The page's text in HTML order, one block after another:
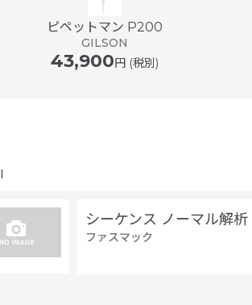
ピペットマン P200
GILSON
43,900円 (税別)
シーケンス ノーマル解析
ファスマック